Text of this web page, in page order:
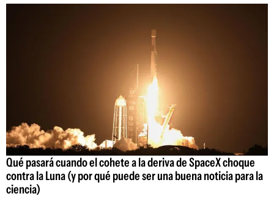
Qué pasará cuando el cohete a la deriva de SpaceX choque
contra la Luna (y por qué puede ser una buena noticia para la
ciencia)